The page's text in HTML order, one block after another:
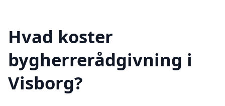
Hvad koster
bygherrerådgivning i
Visborg?